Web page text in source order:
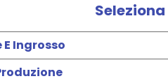
Ingrosso